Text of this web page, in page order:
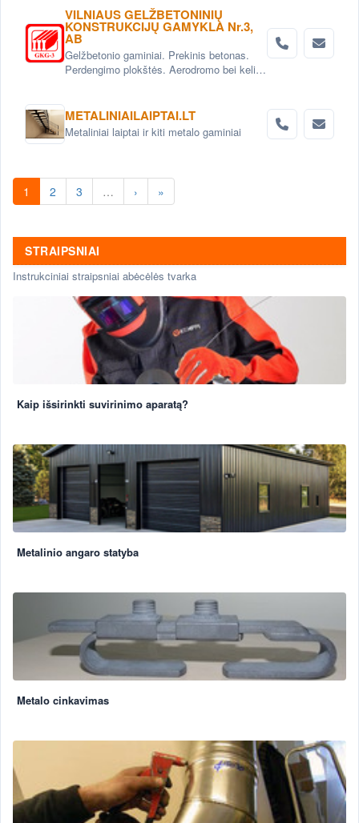
VILNIAUS GELŽBETONINIŲ
KONSTRUKCIJŲ GAMYKLA Nr.3,
AB
Gelžbetonio gaminiai. Prekinis betonas.
Perdengimo plokštės. Aerodromo bei kelio
METALINIAILAIPTAI.LT
Metaliniai laiptai ir kiti metalo gaminiai
1 2 3 … › »
STRAIPSNIAI
Instrukciniai straipsniai abėcėlės tvarka
Kaip išsirinkti suvirinimo aparatą?
Metalinio angaro statyba
Metalo cinkavimas